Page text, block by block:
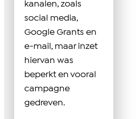
kanalen, zoals
social media,
Google Grants en
e-mail, maar inzet
hiervan was
beperkt en vooral
campagne
gedreven.